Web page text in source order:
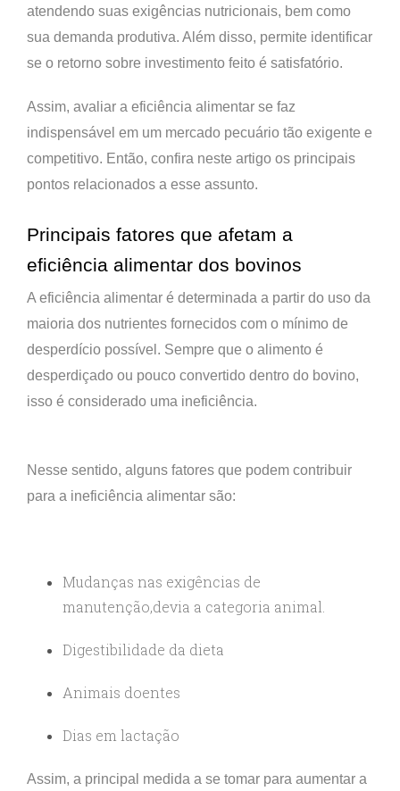
atendendo suas exigências nutricionais, bem como
sua demanda produtiva. Além disso, permite identificar
se o retorno sobre investimento feito é satisfatório.
Assim, avaliar a eficiência alimentar se faz
indispensável em um mercado pecuário tão exigente e
competitivo. Então, confira neste artigo os principais
pontos relacionados a esse assunto.
Principais fatores que afetam a
eficiência alimentar dos bovinos
A eficiência alimentar é determinada a partir do uso da
maioria dos nutrientes fornecidos com o mínimo de
desperdício possível. Sempre que o alimento é
desperdiçado ou pouco convertido dentro do bovino,
isso é considerado uma ineficiência.
Nesse sentido, alguns fatores que podem contribuir
para a ineficiência alimentar são:
Mudanças nas exigências de
manutenção,devia a categoria animal.
Digestibilidade da dieta
Animais doentes
Dias em lactação
Assim, a principal medida a se tomar para aumentar a